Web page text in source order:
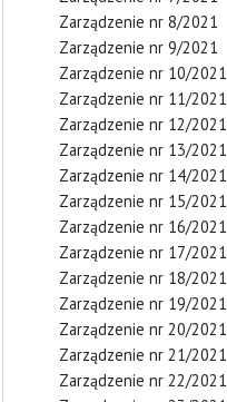
Zarządzenie nr 8/2021
Zarządzenie nr 9/2021
Zarządzenie nr 10/2021
Zarządzenie nr 11/2021
Zarządzenie nr 12/2021
Zarządzenie nr 13/2021
Zarządzenie nr 14/2021
Zarządzenie nr 15/2021
Zarządzenie nr 16/2021
Zarządzenie nr 17/2021
Zarządzenie nr 18/2021
Zarządzenie nr 19/2021
Zarządzenie nr 20/2021
Zarządzenie nr 21/2021
Zarządzenie nr 22/2021